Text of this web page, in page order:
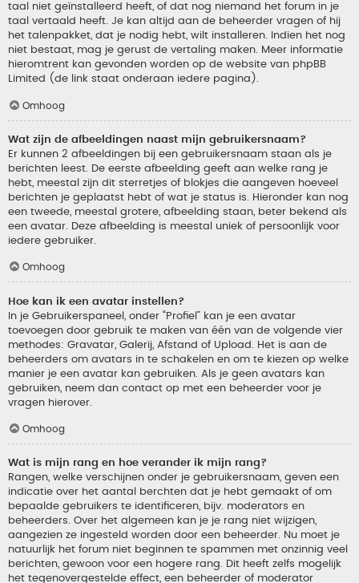
taal niet geïnstalleerd heeft, of dat nog niemand het forum in je
taal vertaald heeft. Je kan altijd aan de beheerder vragen of hij
het talenpakket, dat je nodig hebt, wilt installeren. Indien het nog
niet bestaat, mag je gerust de vertaling maken. Meer informatie
hieromtrent kan gevonden worden op de website van phpBB
Limited (de link staat onderaan iedere pagina).
Omhoog
Wat zijn de afbeeldingen naast mijn gebruikersnaam?
Er kunnen 2 afbeeldingen bij een gebruikersnaam staan als je
berichten leest. De eerste afbeelding geeft aan welke rang je
hebt, meestal zijn dit sterretjes of blokjes die aangeven hoeveel
berichten je geplaatst hebt of wat je status is. Hieronder kan nog
een tweede, meestal grotere, afbeelding staan, beter bekend als
een avatar. Deze afbeelding is meestal uniek of persoonlijk voor
iedere gebruiker.
Omhoog
Hoe kan ik een avatar instellen?
In je Gebruikerspaneel, onder “Profiel” kan je een avatar
toevoegen door gebruik te maken van één van de volgende vier
methodes: Gravatar, Galerij, Afstand of Upload. Het is aan de
beheerders om avatars in te schakelen en om te kiezen op welke
manier je een avatar kan gebruiken. Als je geen avatars kan
gebruiken, neem dan contact op met een beheerder voor je
vragen hierover.
Omhoog
Wat is mijn rang en hoe verander ik mijn rang?
Rangen, welke verschijnen onder je gebruikersnaam, geven een
indicatie over het aantal berchten dat je hebt gemaakt of om
bepaalde gebruikers te identificeren, bijv. moderators en
beheerders. Over het algemeen kan je je rang niet wijzigen,
aangezien ze ingesteld worden door een beheerder. Nu moet je
natuurlijk het forum niet beginnen te spammen met onzinnig veel
berichten, gewoon voor een hogere rang. Dit heeft zelfs mogelijk
het tegenovergestelde effect, een beheerder of moderator